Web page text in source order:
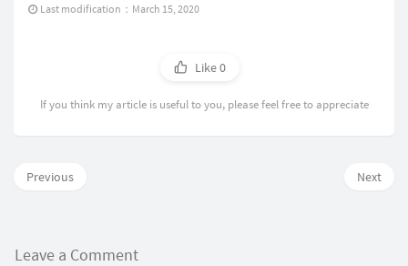
Last modification：March 15, 2020
Like0
If you think my article is useful to you, please feel free to appreciate
Next
Previous
Leave a Comment